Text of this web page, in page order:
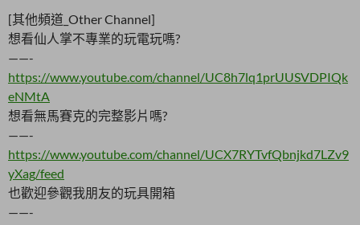
[其他頻道_Other Channel]
想看仙人掌不專業的玩電玩嗎?
——-
https://www.youtube.com/channel/UC8h7lq1prUUSVDPIQk
eNMtA
想看無馬賽克的完整影片嗎?
——-
https://www.youtube.com/channel/UCX7RYTvfQbnjkd7LZv9
yXag/feed
也歡迎參觀我朋友的玩具開箱
——-